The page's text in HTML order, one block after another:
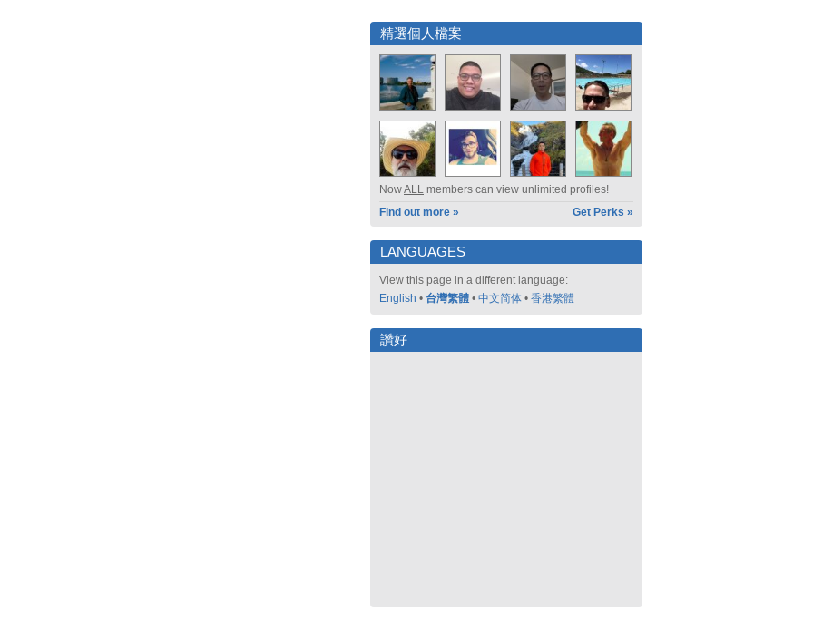
精選個人檔案
NowALL members can view unlimited profiles!
Find out more »
Get Perks »
LANGUAGES
View this page in a different language:
English • 台灣繁體 • 中文简体 • 香港繁體
讚好